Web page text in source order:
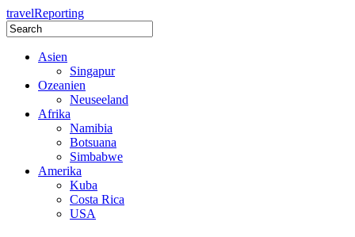
travelReporting
Asien
Singapur
Ozeanien
Neuseeland
Afrika
Namibia
Botsuana
Simbabwe
Amerika
Kuba
Costa Rica
USA